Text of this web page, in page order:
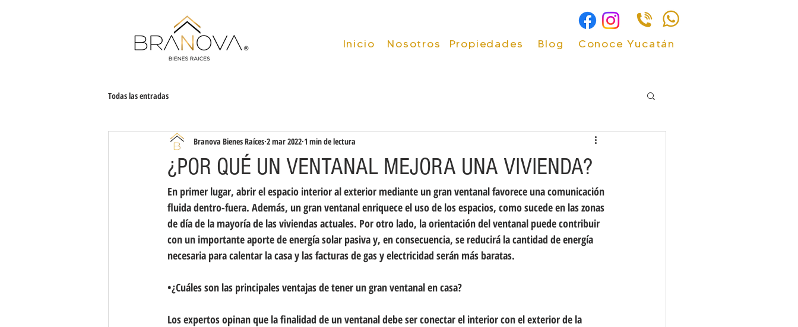
Inicio
Inicio Nosotros Propiedades Blog Conoce Yucatán
Todas las entradas
¿POR QUÉ UN VENTANAL MEJORA UNA VIVIENDA?
Branova Bienes Raíces 2 mar 2022 1 min de lectura
En primer lugar, abrir el espacio interior al exterior mediante un gran ventanal favorece una comunicación
fluida dentro-fuera. Además, un gran ventanal enriquece el uso de los espacios, como sucede en las zonas
de día de la mayoría de las viviendas actuales. Por otro lado, la orientación del ventanal puede contribuir
con un importante aporte de energía solar pasiva y, en consecuencia, se reducirá la cantidad de energía
necesaria para calentar la casa y las facturas de gas y electricidad serán más baratas.
•¿Cuáles son las principales ventajas de tener un gran ventanal en casa?
Los expertos opinan que la finalidad de un ventanal debe ser conectar el interior con el exterior de la